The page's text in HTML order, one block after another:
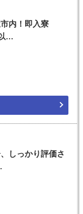
内！即入寮
…
しっかり評価さ